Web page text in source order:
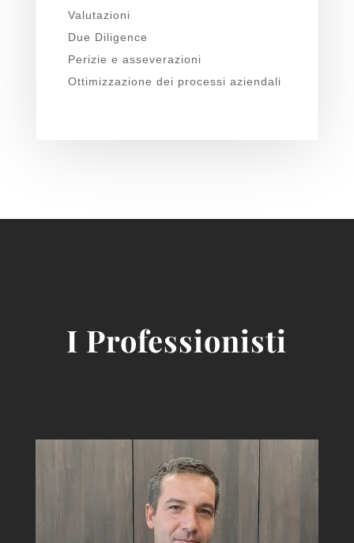
Valutazioni
Due Diligence
Perizie e asseverazioni
Ottimizzazione dei processi aziendali
I Professionisti